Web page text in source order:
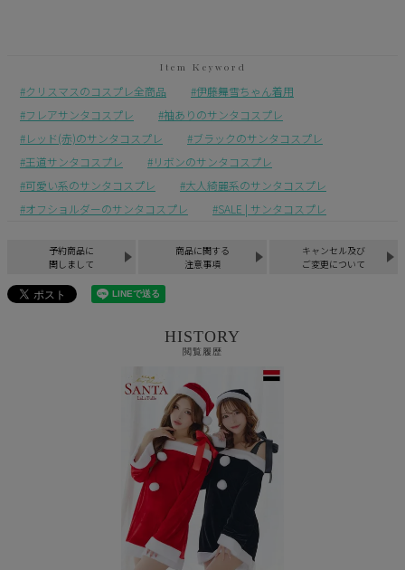
クリスマスのコスプレ全商品
伊藤舞雪ちゃん着用
フレアサンタコスプレ
袖ありのサンタコスプレ
レッド(赤)のサンタコスプレ
ブラックのサンタコスプレ
王道サンタコスプレ
リボンのサンタコスプレ
可愛い系のサンタコスプレ
大人綺麗系のサンタコスプレ
オフショルダーのサンタコスプレ
SALE | サンタコスプレ
予約商品に
関しまして
商品に関する
注意事項
キャンセル及び
ご変更について
HISTORY
閲覧履歴